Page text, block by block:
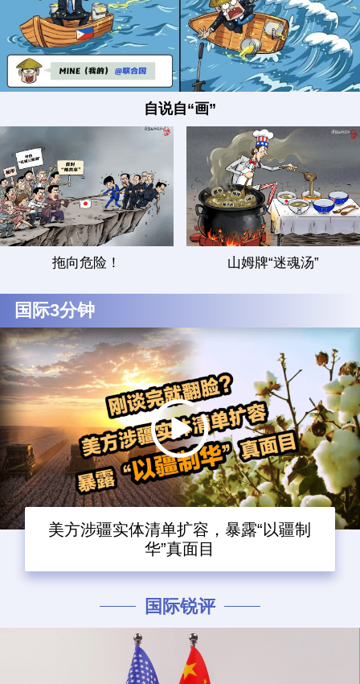
自说自“画”
拖向危险！ 山姆牌“迷魂汤”
国际3分钟
美方涉疆实体清单扩容，暴露“以疆制
华”真面目
国际锐评